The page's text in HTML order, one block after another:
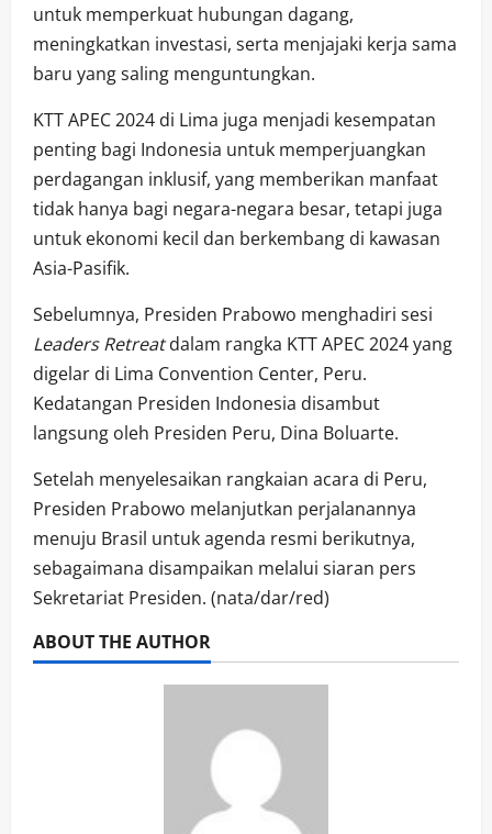
untuk memperkuat hubungan dagang,
meningkatkan investasi, serta menjajaki kerja sama
baru yang saling menguntungkan.
KTT APEC 2024 di Lima juga menjadi kesempatan
penting bagi Indonesia untuk memperjuangkan
perdagangan inklusif, yang memberikan manfaat
tidak hanya bagi negara-negara besar, tetapi juga
untuk ekonomi kecil dan berkembang di kawasan
Asia-Pasifik.
Sebelumnya, Presiden Prabowo menghadiri sesi
Leaders Retreatdalam rangka KTT APEC 2024 yang
digelar di Lima Convention Center, Peru.
Kedatangan Presiden Indonesia disambut
langsung oleh Presiden Peru, Dina Boluarte.
Setelah menyelesaikan rangkaian acara di Peru,
Presiden Prabowo melanjutkan perjalanannya
menuju Brasil untuk agenda resmi berikutnya,
sebagaimana disampaikan melalui siaran pers
Sekretariat Presiden. (nata/dar/red)
ABOUT THE AUTHOR